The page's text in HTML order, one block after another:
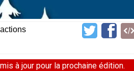
à jour pour la prochaine édition.